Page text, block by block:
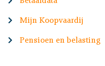
Mijn Koopvaardij
Pensioen en belasting